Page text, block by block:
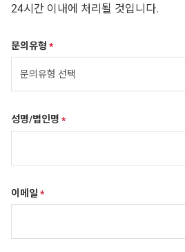
24시간 이내에 처리될 것입니다.
문의유형 *
성명/법인명 *
이메일 *